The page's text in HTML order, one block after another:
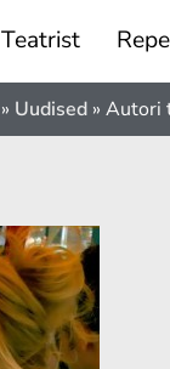
Teatrist
» Uudised » Autori